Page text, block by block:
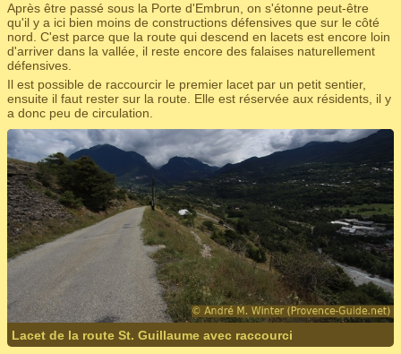
Après être passé sous la Porte d'Embrun, on s'étonne peut-être
qu'il y a ici bien moins de constructions défensives que sur le côté
nord. C'est parce que la route qui descend en lacets est encore loin
d'arriver dans la vallée, il reste encore des falaises naturellement
défensives.
Il est possible de raccourcir le premier lacet par un petit sentier,
ensuite il faut rester sur la route. Elle est réservée aux résidents, il y
a donc peu de circulation.
Lacet de la route St. Guillaume avec raccourci